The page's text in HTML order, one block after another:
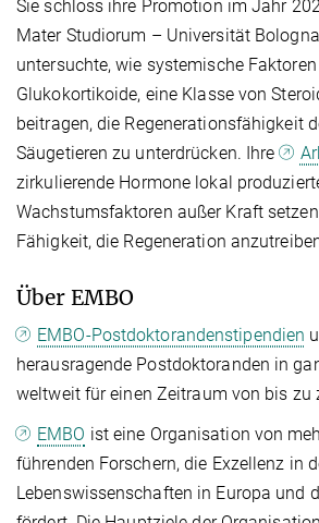
Sie schloss ihre Promotion im Jahr
Mater Studiorum – Universität
untersuchte, wie systemische
Glukokortikoide, eine Klasse von
beitragen, die Regenerationsfähigkeit
Säugetieren zu unterdrücken. Ihre
zirkulierende Hormone lokal
Wachstumsfaktoren außer Kraft
Fähigkeit, die Regeneration
Über EMBO
EMBO-Postdoktorandenstipendien
herausragende Postdoktoranden in
weltweit für einen Zeitraum von bis zu
EMBO ist eine Organisation von
führenden Forschern, die Exzellenz in
Lebenswissenschaften in Europa und